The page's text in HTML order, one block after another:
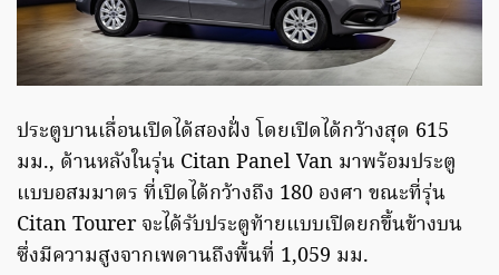
ประตูบานเลื่อนเปิดได้สองฝั่ง โดยเปิดได้กว้างสุด 615
มม., ด้านหลังในรุ่น Citan Panel Van มาพร้อมประตู
แบบอสมมาตร ที่เปิดได้กว้างถึง 180 องศา ขณะที่รุ่น
Citan Tourer จะได้รับประตูท้ายแบบเปิดยกขึ้นข้างบน
ซึ่งมีความสูงจากเพดานถึงพื้นที่ 1,059 มม.